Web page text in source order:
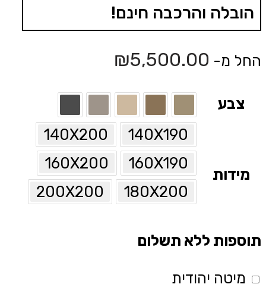
הובלה והרכבה חינם!
החל מ- ₪5,500.00
צבע
מידות
140X190
140X200
160X190
160X200
180X200
200X200
תוספות ללא תשלום
מיטה יהודית